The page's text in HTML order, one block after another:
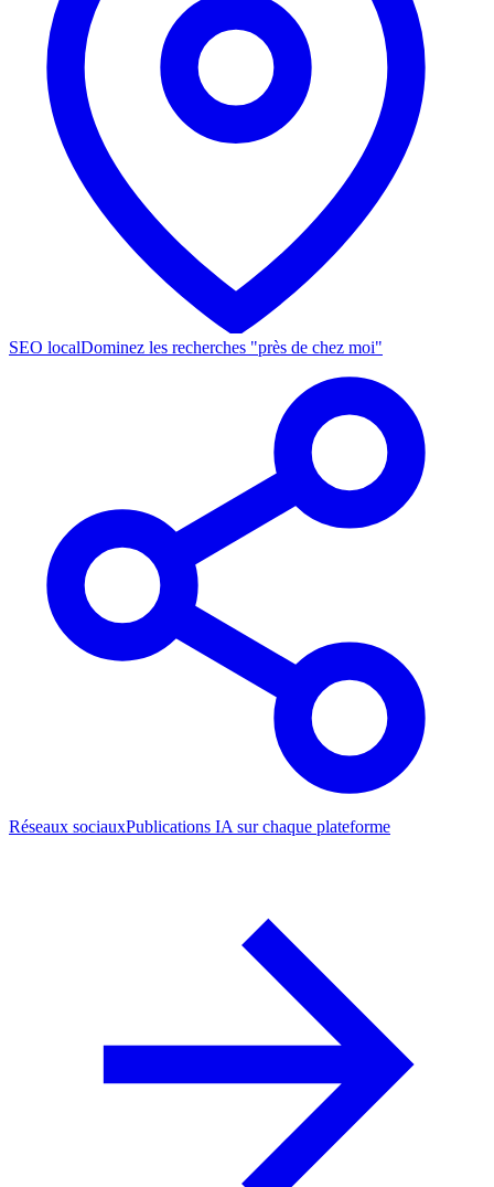
SEO localDominez les recherches "près de chez moi"
Réseaux sociauxPublications IA sur chaque plateforme